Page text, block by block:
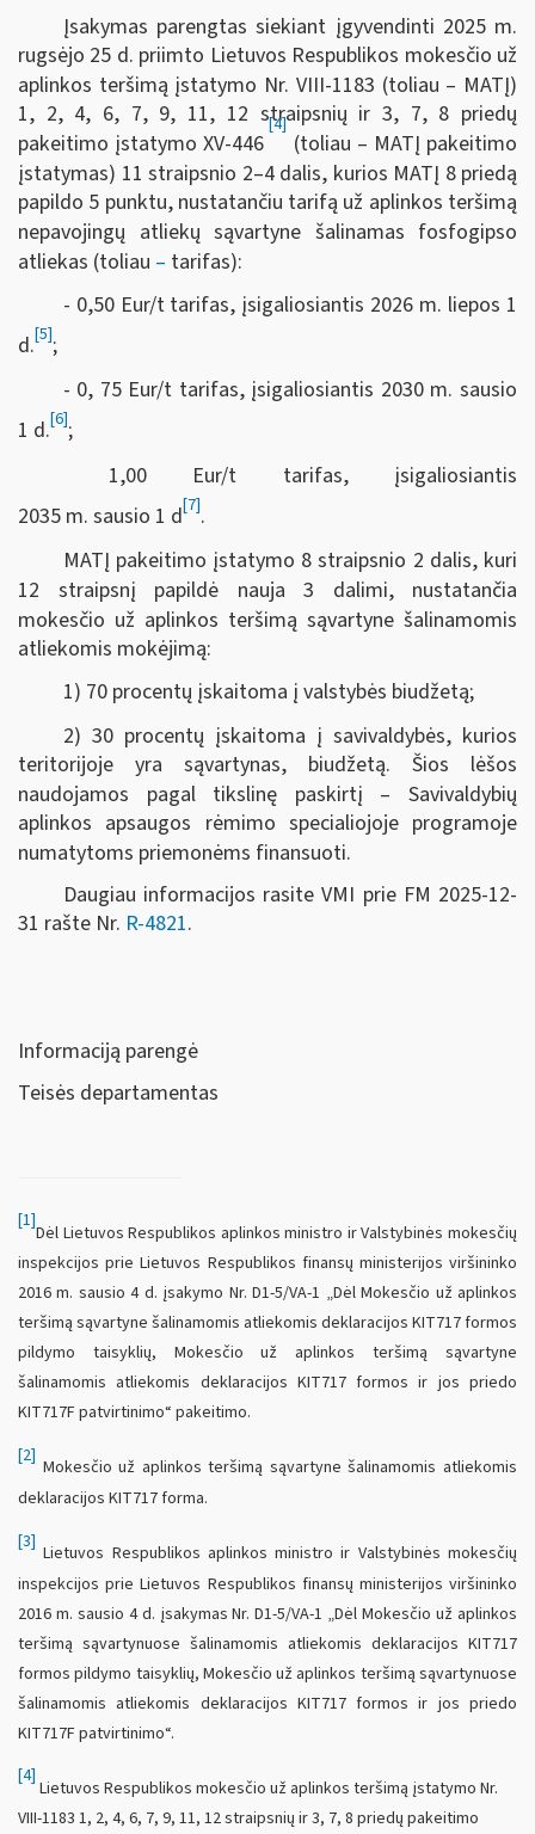
Įsakymas parengtas siekiant įgyvendinti 2025 m.
rugsėjo 25 d. priimto Lietuvos Respublikos mokesčio už
aplinkos teršimą įstatymo Nr. VIII-1183 (toliau – MATĮ)
1, 2, 4, 6, 7, 9, 11, 12 straipsnių ir 3, 7, 8 priedų
pakeitimo įstatymo XV-446
[4]
(toliau – MATĮ pakeitimo
įstatymas) 11 straipsnio 2–4 dalis, kurios MATĮ 8priedą
papildo 5 punktu, nustatančiu tarifą už aplinkos teršimą
nepavojingų atliekų sąvartyne šalinamas fosfogipso
atliekas (toliau – tarifas):
- 0,50 Eur/t tarifas, įsigaliosiantis 2026 m. liepos 1
d.[5];
- 0, 75 Eur/t tarifas, įsigaliosiantis 2030 m. sausio
1 d.[6];
1,00 Eur/t tarifas, įsigaliosiantis
2035 m. sausio 1 d[7].
MATĮ pakeitimo įstatymo 8 straipsnio 2 dalis, kuri
12 straipsnį papildė nauja 3 dalimi, nustatančia
mokesčio už aplinkos teršimą sąvartyne šalinamomis
atliekomis mokėjimą:
1) 70 procentų įskaitoma į valstybės biudžetą;
2) 30 procentų įskaitoma į savivaldybės, kurios
teritorijoje yra sąvartynas, biudžetą. Šios lėšos
naudojamos pagal tikslinę paskirtį – Savivaldybių
aplinkos apsaugos rėmimo specialiojoje programoje
numatytoms priemonėms finansuoti.
Daugiau informacijos rasite VMI prie FM 2025-12-
31 rašte Nr. R-4821.
Informaciją parengė
Teisės departamentas
[1]
Dėl Lietuvos Respublikos aplinkos ministro ir Valstybinės mokesčių
inspekcijos prie Lietuvos Respublikos finansų ministerijos viršininko
2016 m. sausio 4 d. įsakymo Nr. D1-5/VA-1 „Dėl Mokesčio už aplinkos
teršimą sąvartyne šalinamomis atliekomis deklaracijos KIT717 formos
pildymo taisyklių, Mokesčio už aplinkos teršimą sąvartyne
šalinamomis atliekomis deklaracijos KIT717 formos ir jos priedo
KIT717F patvirtinimo“ pakeitimo.
[2]
Mokesčio už aplinkos teršimą sąvartyne šalinamomis atliekomis
deklaracijos KIT717 forma.
[3]
Lietuvos Respublikos aplinkos ministro ir Valstybinės mokesčių
inspekcijos prie Lietuvos Respublikos finansų ministerijos viršininko
2016 m. sausio 4 d. įsakymas Nr. D1-5/VA-1 „Dėl Mokesčio už aplinkos
teršimą sąvartynuose šalinamomis atliekomis deklaracijos KIT717
formos pildymo taisyklių, Mokesčio už aplinkos teršimą sąvartynuose
šalinamomis atliekomis deklaracijos KIT717 formos ir jos priedo
KIT717F patvirtinimo“.
[4]
Lietuvos Respublikos mokesčio už aplinkos teršimą įstatymo Nr.
VIII-1183 1, 2, 4, 6, 7, 9, 11, 12 straipsnių ir 3, 7, 8 priedų pakeitimo